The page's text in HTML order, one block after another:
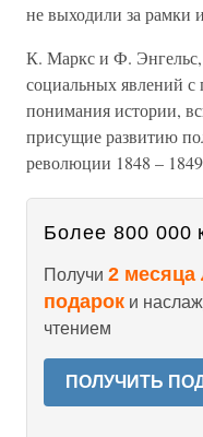
не выходили за рамки
К. Маркс и Ф. Энгельс,
социальных явлений с
понимания истории,
присущие развитию
революции 1848 –
Более 800 000
Получи 2 месяца
подарок и
чтением
ПОЛУЧИТЬ